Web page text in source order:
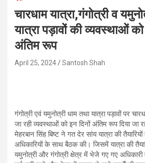
चारधाम यात्रा,गंगोत्री व
यात्रा पड़ावों की व्यवस्थाओं को
अंतिम रूप
April 25, 2024 Santosh Shah
गंगोत्री एवं यमुनोत्री धाम तथा यात्रा पड़ावों पर
जा रही व्यवस्थाओं को इन दिनों अंतिम रूप दिया जा
मेहरबान सिंह बिष्ट ने गत देर सांय यात्रा की
अधिकारियों के साथ बैठक की। जिसमें यात्रा की
यमुनोत्री और गंगोत्री क्षेत्र में भेजे गए गए